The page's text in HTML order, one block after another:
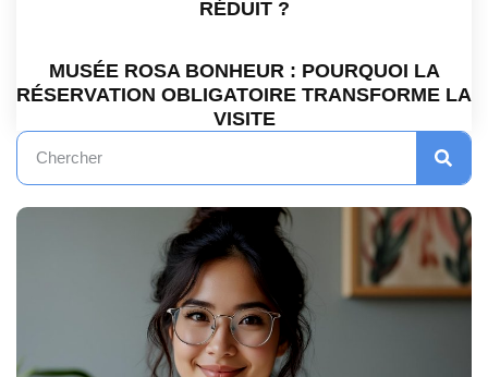
RÉDUIT ?
MUSÉE ROSA BONHEUR : POURQUOI LA
RÉSERVATION OBLIGATOIRE TRANSFORME LA
VISITE